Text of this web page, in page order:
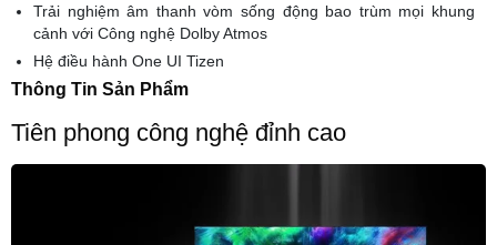
Trải nghiệm âm thanh vòm sống động bao trùm mọi khung
cảnh với Công nghệ Dolby Atmos
Hệ điều hành One UI Tizen
Thông Tin Sản Phẩm
Tiên phong công nghệ đỉnh cao